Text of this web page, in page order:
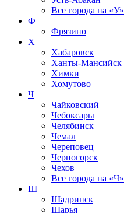
Все города на «У»
Ф
Фрязино
Х
Хабаровск
Ханты-Мансийск
Химки
Хомутово
Ч
Чайковский
Чебоксары
Челябинск
Чемал
Череповец
Черногорск
Чехов
Все города на «Ч»
Ш
Шадринск
Шарья